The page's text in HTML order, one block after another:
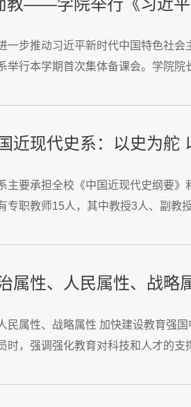
教——学院举行《习近
一步推动习近平新时代中国特色社
举行本学期首次集体备课会。学院
近现代史系：以史为舵
主要承担全校《中国近现代史纲要
专职教师15人，其中教授3人、副
属性、人民属性、战略
民属性、战略属性 加快建设教育强
时，强调强化教育对科技和人才的